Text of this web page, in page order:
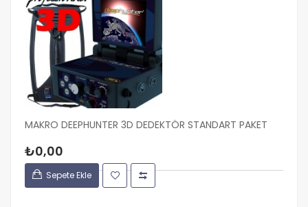
MAKRO DEEPHUNTER 3D DEDEKTÖR STANDART PAKET
₺0,00
Sepete Ekle